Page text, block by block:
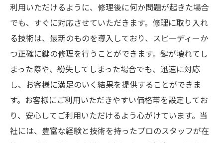
利用いただけるように、修理後に何か問題が起きた場合
でも、すぐに対応させていただきます。修理に取り入れ
る技術は、最新のものを導入しており、スピーディーか
つ正確に鍵の修理を行うことができます。鍵が壊れてし
まった際や、紛失してしまった場合でも、迅速に対応
し、お客様に満足のいく結果を提供することができま
す。お客様にご利用いただきやすい価格帯を設定してお
り、安心してご利用いただけるよう心がけています。当
社には、豊富な経験と技術を持ったプロのスタッフが在